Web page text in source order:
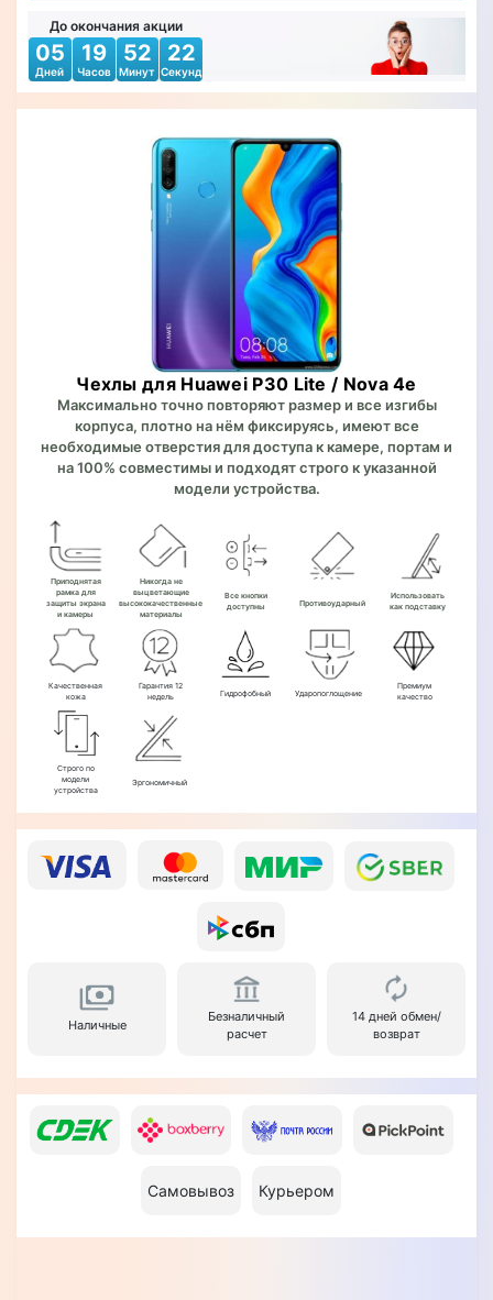
До окончания акции
05
Дней
19
Часов
52
Минут
19
Секунд
Чехлы для Huawei P30 Lite / Nova 4e
Максимально точно повторяют размер и все изгибы
корпуса, плотно на нём фиксируясь, имеют все
необходимые отверстия для доступа к камере, портам и
на 100% совместимы и подходят строго к указанной
модели устройства.
Приподнятая
рамка для
защиты экрана
и камеры
Никогда не
выцветающие
высококачественные
материалы
Все кнопки
доступны
Противоударный
Использовать
как подставку
Качественная
кожа
Гарантия 12
недель
Гидрофобный Ударопоглощение
Премиум
качество
Строго по
модели
устройства
Эргономичный
Наличные
Безналичный
расчет
14 дней обмен/
возврат
Самовывоз Курьером